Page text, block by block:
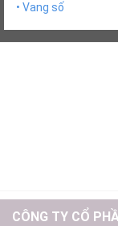
• Vang số
CÔNG TY CỔ